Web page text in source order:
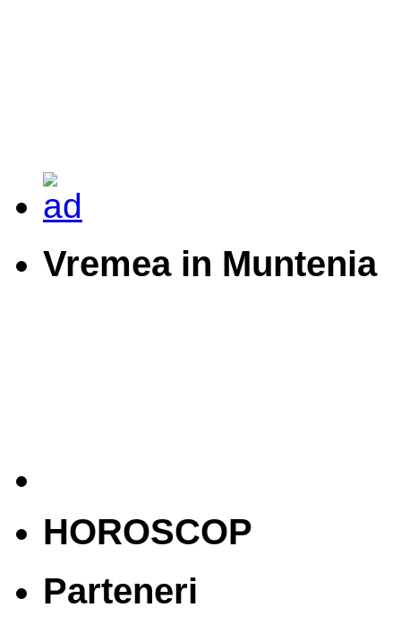
Vremea in Muntenia
HOROSCOP
Parteneri